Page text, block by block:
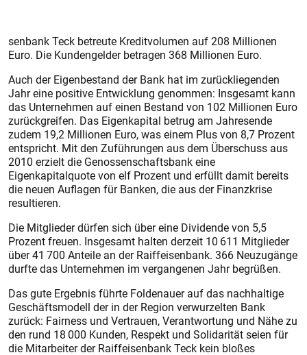
senbank Teck betreute Kreditvolumen auf 208 Millionen
Euro. Die Kundengelder betragen 368 Millionen Euro.
Auch der Eigenbestand der Bank hat im zurückliegenden
Jahr eine positive Entwicklung genommen: Insgesamt kann
das Unternehmen auf einen Bestand von 102 Millionen Euro
zurückgreifen. Das Eigenkapital betrug am Jahresende
zudem 19,2 Millionen Euro, was einem Plus von 8,7 Prozent
entspricht. Mit den Zuführungen aus dem Überschuss aus
2010 erzielt die Genossenschaftsbank eine
Eigenkapitalquote von elf Prozent und erfüllt damit bereits
die neuen Auflagen für Banken, die aus der Finanzkrise
resultieren.
Die Mitglieder dürfen sich über eine Dividende von 5,5
Prozent freuen. Insgesamt halten derzeit 10 611 Mitglieder
über 41 700 Anteile an der Raiffeisenbank. 366 Neuzugänge
durfte das Unternehmen im vergangenen Jahr begrüßen.
Das gute Ergebnis führte Foldenauer auf das nachhaltige
Geschäftsmodell der in der Region verwurzelten Bank
zurück: Fairness und Vertrauen, Verantwortung und Nähe zu
den rund 18 000 Kunden, Respekt und Solidarität seien für
die Mitarbeiter der Raiffeisenbank Teck kein bloßes